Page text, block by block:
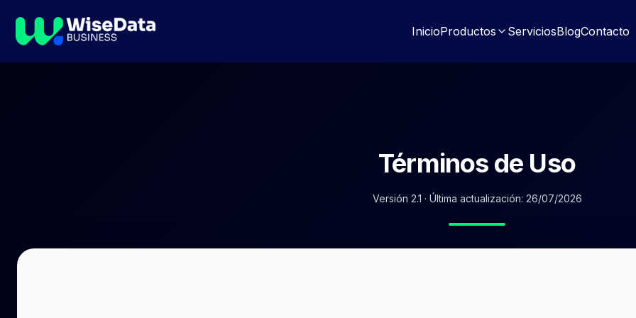
InicioProductos ServiciosBlogContacto
Términos de Uso
Versión 2.1 · Última actualización: 26/07/2026